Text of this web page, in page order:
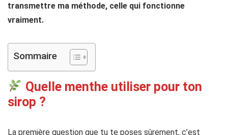
transmettre ma méthode, celle qui fonctionne
vraiment.
Sommaire
Quelle menthe utiliser pour ton
sirop ?
La première question que tu te poses sûrement, c’est